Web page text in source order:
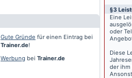
Gute Gründe für einen Eintrag bei
Trainer.de!
Werbung bei Trainer.de
§3
Eine
oder
Diese
der ihm